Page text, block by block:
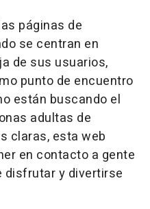
páginas de
se centran en
de sus usuarios,
punto de encuentro
están buscando el
adultas de
claras, esta web
en contacto a gente
disfrutar y divertirse